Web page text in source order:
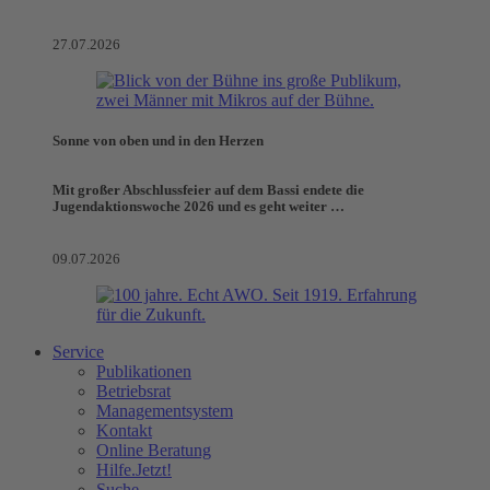
27.07.2026
Sonne von oben und in den Herzen
Mit großer Abschlussfeier auf dem Bassi endete die
Jugendaktionswoche 2026 und es geht weiter …
09.07.2026
Service
Publikationen
Betriebsrat
Managementsystem
Kontakt
Online Beratung
Hilfe.Jetzt!